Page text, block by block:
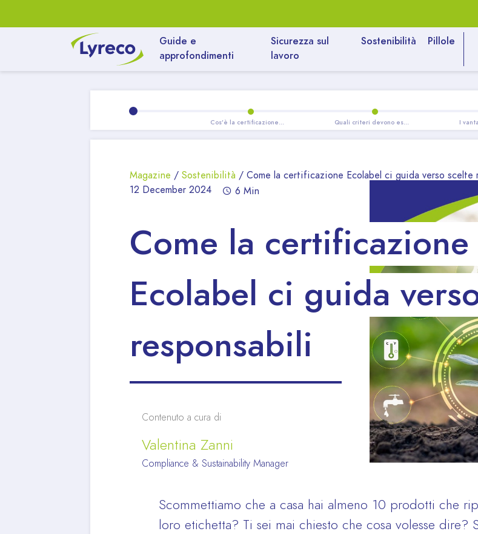
Guide e
approfondimenti
Sicurezza sul
lavoro
Sostenibilità Pillole
Cos’è la certificazione Ecolabel Quali criteri devono essere rispettati per ottenere la certificazione Ecolabel?
Magazine / Sostenibilità / Come la certificazione Ecolabel ci guida verso scelte
12 December 2024
6 Min
Come la certificazione
Ecolabel ci guida
responsabili
Contenuto a cura di
Valentina Zanni
Compliance & Sustainability Manager
Scommettiamo che a casa hai almeno 10 prodotti che
loro etichetta? Ti sei mai chiesto che cosa volesse dire?